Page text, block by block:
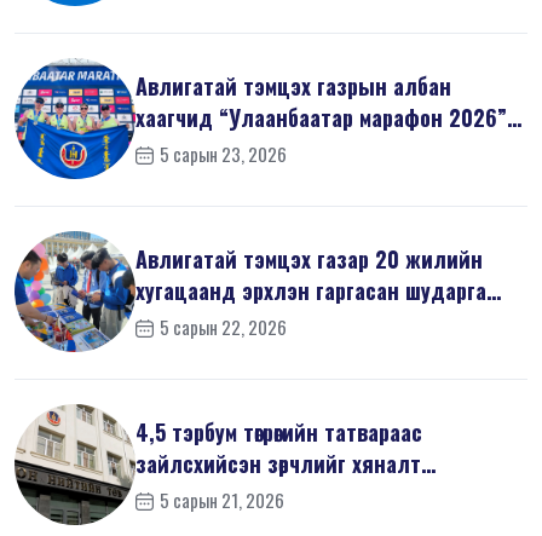
Авлигатай тэмцэх газрын албан
хаагчид “Улаанбаатар марафон 2026”-
д оро...
5 сарын 23, 2026
Авлигатай тэмцэх газар 20 жилийн
хугацаанд эрхлэн гаргасан шударга
ёсн...5 сарын 22, 2026
4,5 тэрбум төгрөгийн татвараас
зайлсхийсэн зөрчлийг хяналт
шалгалтаар ...
5 сарын 21, 2026